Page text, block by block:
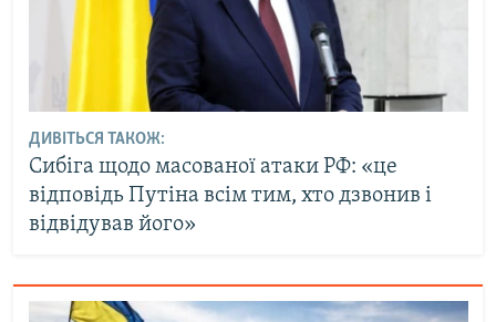
ДИВІТЬСЯ ТАКОЖ:
Сибіга щодо масованої атаки РФ: «це
відповідь Путіна всім тим, хто дзвонив і
відвідував його»